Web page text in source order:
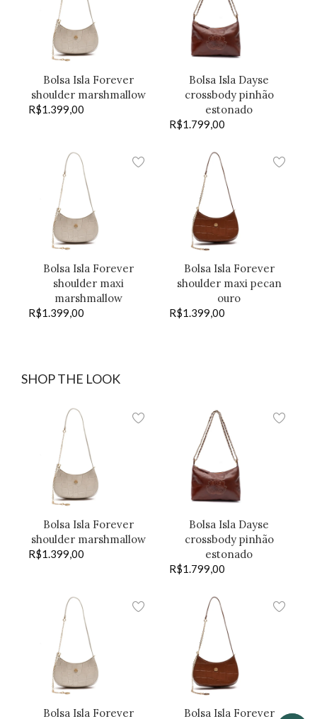
Bolsa Isla Forever
shoulder marshmallow
R$1.399,00
Bolsa Isla Dayse
crossbody pinhão
estonado
R$1.799,00
Bolsa Isla Forever
shoulder maxi
marshmallow
R$1.399,00
Bolsa Isla Forever
shoulder maxi pecan
ouro
R$1.399,00
SHOP THE LOOK
Bolsa Isla Forever
shoulder marshmallow
R$1.399,00
Bolsa Isla Dayse
crossbody pinhão
estonado
R$1.799,00
Bolsa Isla Forever
Bolsa Isla Forever